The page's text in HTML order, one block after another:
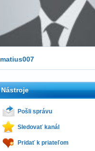
matius007
Nástroje
Pošli správu
Sledovať kanál
Pridať k priateľom